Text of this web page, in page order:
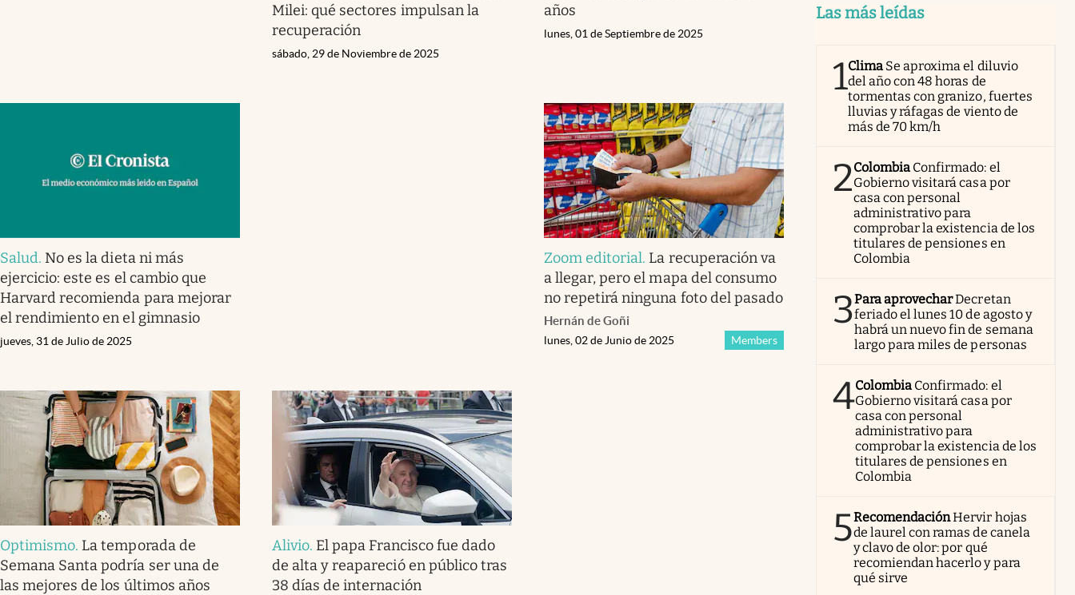
Milei: qué sectores impulsan la
recuperación
sábado, 29 de Noviembre de 2025
años
lunes, 01 de Septiembre de 2025
Salud. No es la dieta ni más
ejercicio: este es el cambio que
Harvard recomienda para mejorar
el rendimiento en el gimnasio
jueves, 31 de Julio de 2025
Zoom editorial. La recuperación va
a llegar, pero el mapa del consumo
no repetirá ninguna foto del pasado
Hernán de Goñi
Members
lunes, 02 de Junio de 2025
Optimismo. La temporada de
Semana Santa podría ser una de
las mejores de los últimos años
Alivio. El papa Francisco fue dado
de alta y reapareció en público tras
38 días de internación
Las más leídas
1Clima Se aproxima el diluvio
del año con 48 horas de
tormentas con granizo, fuertes
lluvias y ráfagas de viento de
más de 70 km/h
2Colombia Confirmado: el
Gobierno visitará casa por
casa con personal
administrativo para
comprobar la existencia de los
titulares de pensiones en
Colombia
3Para aprovecharDecretan
feriado el lunes 10 de agosto y
habrá un nuevo fin de semana
largo para miles de personas
4Colombia Confirmado: el
Gobierno visitará casa por
casa con personal
administrativo para
comprobar la existencia de los
titulares de pensiones en
Colombia
5RecomendaciónHervir hojas
de laurel con ramas de canela
y clavo de olor: por qué
recomiendan hacerlo y para
qué sirve